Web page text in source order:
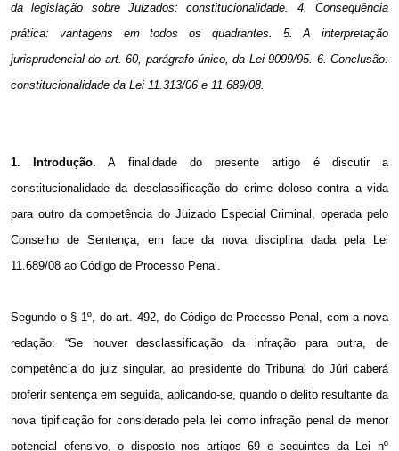
da legislação sobre Juizados: constitucionalidade. 4. Consequência
prática: vantagens em todos os quadrantes. 5. A interpretação
jurisprudencial do art. 60, parágrafo único, da Lei 9099/95. 6. Conclusão:
constitucionalidade da Lei 11.313/06 e 11.689/08.
1. Introdução. A finalidade do presente artigo é discutir a
constitucionalidade da desclassificação do crime doloso contra a vida
para outro da competência do Juizado Especial Criminal, operada pelo
Conselho de Sentença, em face da nova disciplina dada pela Lei
11.689/08 ao Código de Processo Penal.
Segundo o § 1º, do art. 492, do Código de Processo Penal, com a nova
redação: “Se houver desclassificação da infração para outra, de
competência do juiz singular, ao presidente do Tribunal do Júri caberá
proferir sentença em seguida, aplicando-se, quando o delito resultante da
nova tipificação for considerado pela lei como infração penal de menor
potencial ofensivo, o disposto nos artigos 69 e seguintes da Lei nº